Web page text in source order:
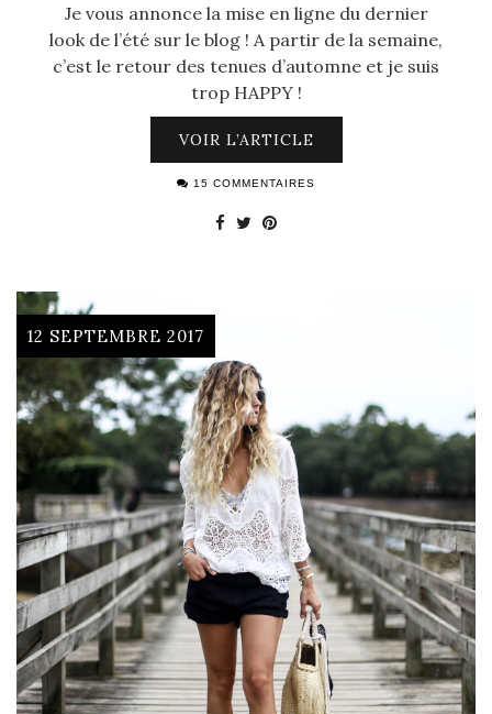
Je vous annonce la mise en ligne du dernier
look de l’été sur le blog ! A partir de la semaine,
c’est le retour des tenues d’automne et je suis
trop HAPPY !
VOIR L’ARTICLE
15 COMMENTAIRES
12 SEPTEMBRE 2017